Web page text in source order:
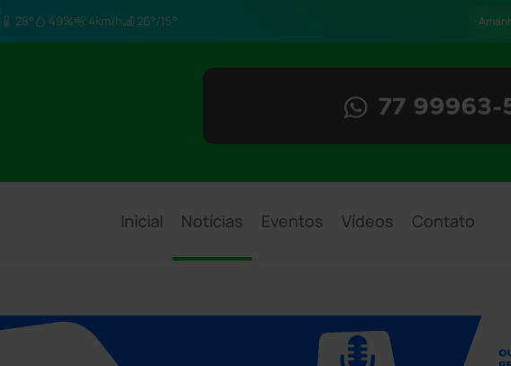
28° 49% 4km/h 26°/15°
Inicial Notícias Eventos Vídeos Contato